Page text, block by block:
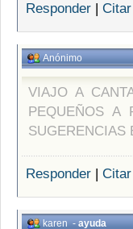
Responder | Citar
Anónimo
VIAJO A
PEQUEÑOS A
SUGERENCIAS
Responder | Citar
karen-ayuda